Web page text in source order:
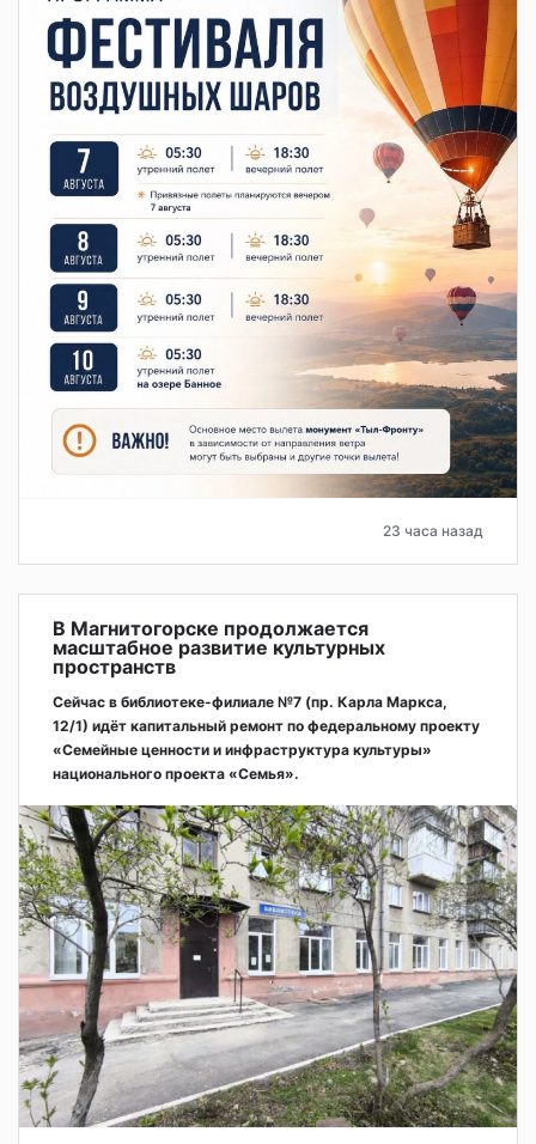
23 часа назад
В Магнитогорске продолжается
масштабное развитие культурных
пространств
Сейчас в библиотеке-филиале №7 (пр. Карла Маркса,
12/1) идёт капитальный ремонт по федеральному проекту
«Семейные ценности и инфраструктура культуры»
национального проекта «Семья».